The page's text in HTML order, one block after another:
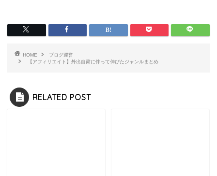
HOME
ブログ運営
【アフィリエイト】外出自粛に伴って伸びたジャンルまとめ
RELATED POST